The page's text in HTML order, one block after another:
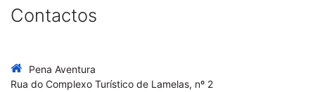
Contactos
Pena Aventura
Rua do Complexo Turístico de Lamelas, nº 2